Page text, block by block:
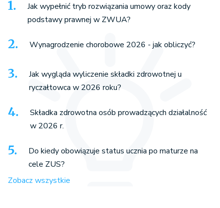
Jak wypełnić tryb rozwiązania umowy oraz kody
podstawy prawnej w ZWUA?
Wynagrodzenie chorobowe 2026 - jak obliczyć?
Jak wygląda wyliczenie składki zdrowotnej u
ryczałtowca w 2026 roku?
Składka zdrowotna osób prowadzących działalność
w 2026 r.
Do kiedy obowiązuje status ucznia po maturze na
cele ZUS?
Zobacz wszystkie